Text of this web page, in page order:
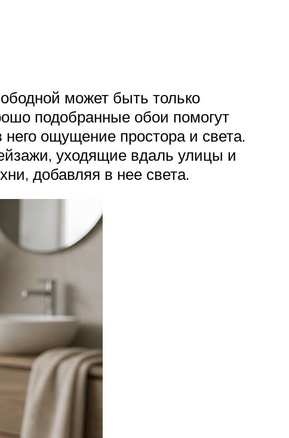
может быть только
подобранные обои помогут
ощущение простора и света.
уходящие вдаль улицы и
добавляя в нее света.